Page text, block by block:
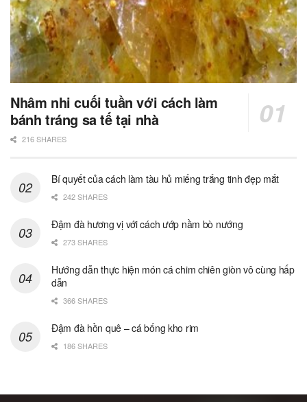
Nhâm nhi cuối tuần với cách làm
bánh tráng sa tế tại nhà
216 SHARES
Bí quyết của cách làm tàu hủ miếng trắng tinh đẹp mắt
242 SHARES
Đậm đà hương vị với cách ướp nầm bò nướng
273 SHARES
Hướng dẫn thực hiện món cá chim chiên giòn vô cùng hấp
dẫn
366 SHARES
Đậm đà hồn quê – cá bống kho rim
186 SHARES